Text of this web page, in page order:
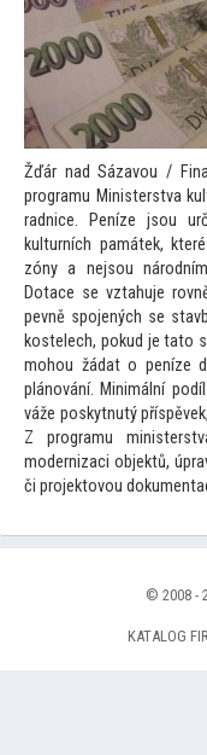
Žďár nad Sázavou /
programu Ministerstva
radnice. Peníze jsou
kulturních památek,
zóny a nejsou
Dotace se vztahuje
pevně spojených se
kostelech, pokud je tato
mohou žádat o peníze
plánování. Minimální
váže poskytnutý
Z programu
modernizaci objektů,
či projektovou
© 2008 -
KATALOG